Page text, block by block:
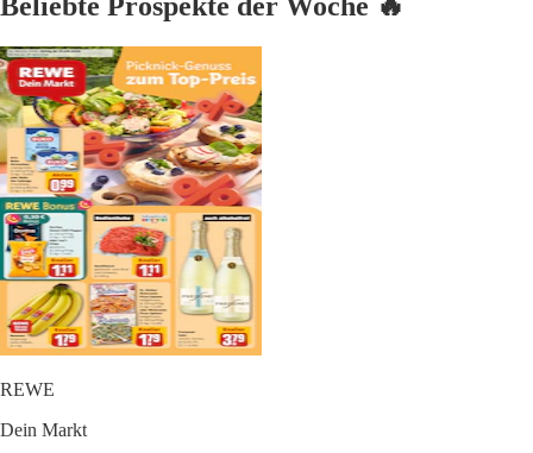
REWE
Dein Markt